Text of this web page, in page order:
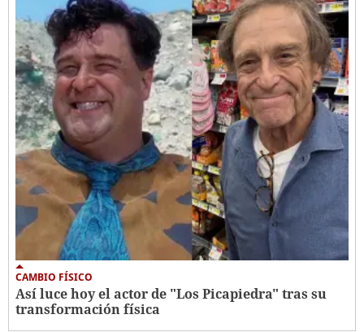
CAMBIO FÍSICO
Así luce hoy el actor de "Los Picapiedra" tras su
transformación física